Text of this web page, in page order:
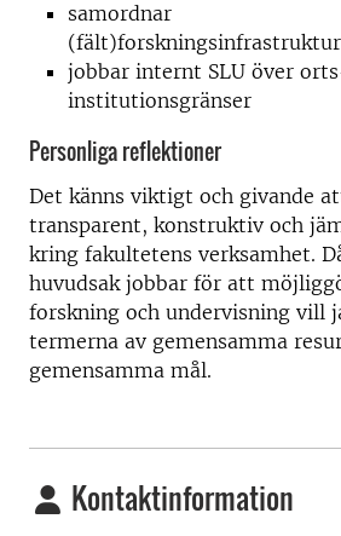
samordnar
jobbar internt SLU över
institutionsgränser
Personliga reflektioner
Det känns viktigt och givande
transparent, konstruktiv och
kring fakultetens verksamhet.
huvudsak jobbar för att
forskning och undervisning vill
termerna av gemensamma
gemensamma mål.
Kontaktinformation